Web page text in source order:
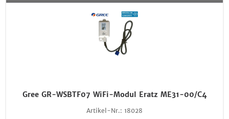
Gree GR-WSBTF07 WiFi-Modul Eratz ME31-00/C4
Artikel-Nr.: 18028